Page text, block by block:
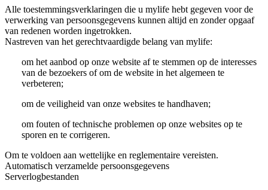
Alle toestemmingsverklaringen die u mylife hebt gegeven voor de
verwerking van persoonsgegevens kunnen altijd en zonder opgaaf
van redenen worden ingetrokken.
Nastreven van het gerechtvaardigde belang van mylife:
om het aanbod op onze website af te stemmen op de interesses
van de bezoekers of om de website in het algemeen te
verbeteren;
om de veiligheid van onze websites te handhaven;
om fouten of technische problemen op onze websites op te
sporen en te corrigeren.
Om te voldoen aan wettelijke en reglementaire vereisten.
Automatisch verzamelde persoonsgegevens
Serverlogbestanden